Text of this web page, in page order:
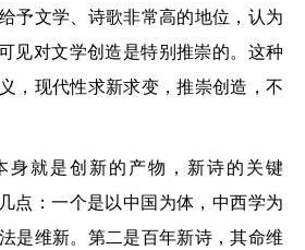
予文学、诗歌非常高的地位，认为
见对文学创造是特别推崇的。这种
，现代性求新求变，推崇创造，不
身就是创新的产物，新诗的关键
点：一个是以中国为体，中西学为
是维新。第二是百年新诗，其命维